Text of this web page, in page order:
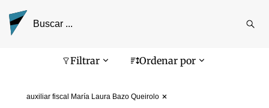
Filtrar Ordenar por
auxiliar fiscal María Laura Bazo Queirolo
Pantalla de búsqueda